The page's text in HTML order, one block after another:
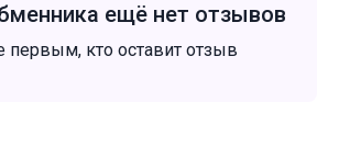
ещё нет отзывов
первым, кто оставит отзыв